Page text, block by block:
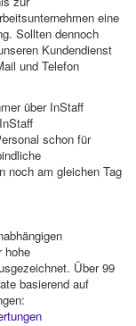
eine
Sollten dennoch
Kundendienst
und Telefon
über InStaff
schon für
noch am gleichen Tag
hohe
Über 99
basierend auf